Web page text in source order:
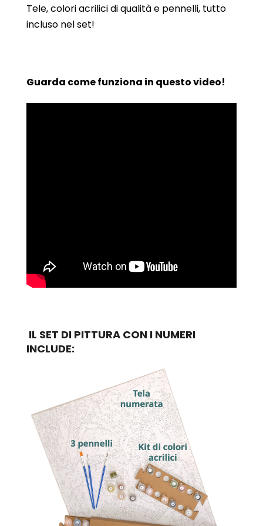
Tele, colori acrilici di qualità e pennelli, tutto
incluso nel set!
Guarda come funziona in questo video!
IL SET DI PITTURA CON I NUMERI
INCLUDE: